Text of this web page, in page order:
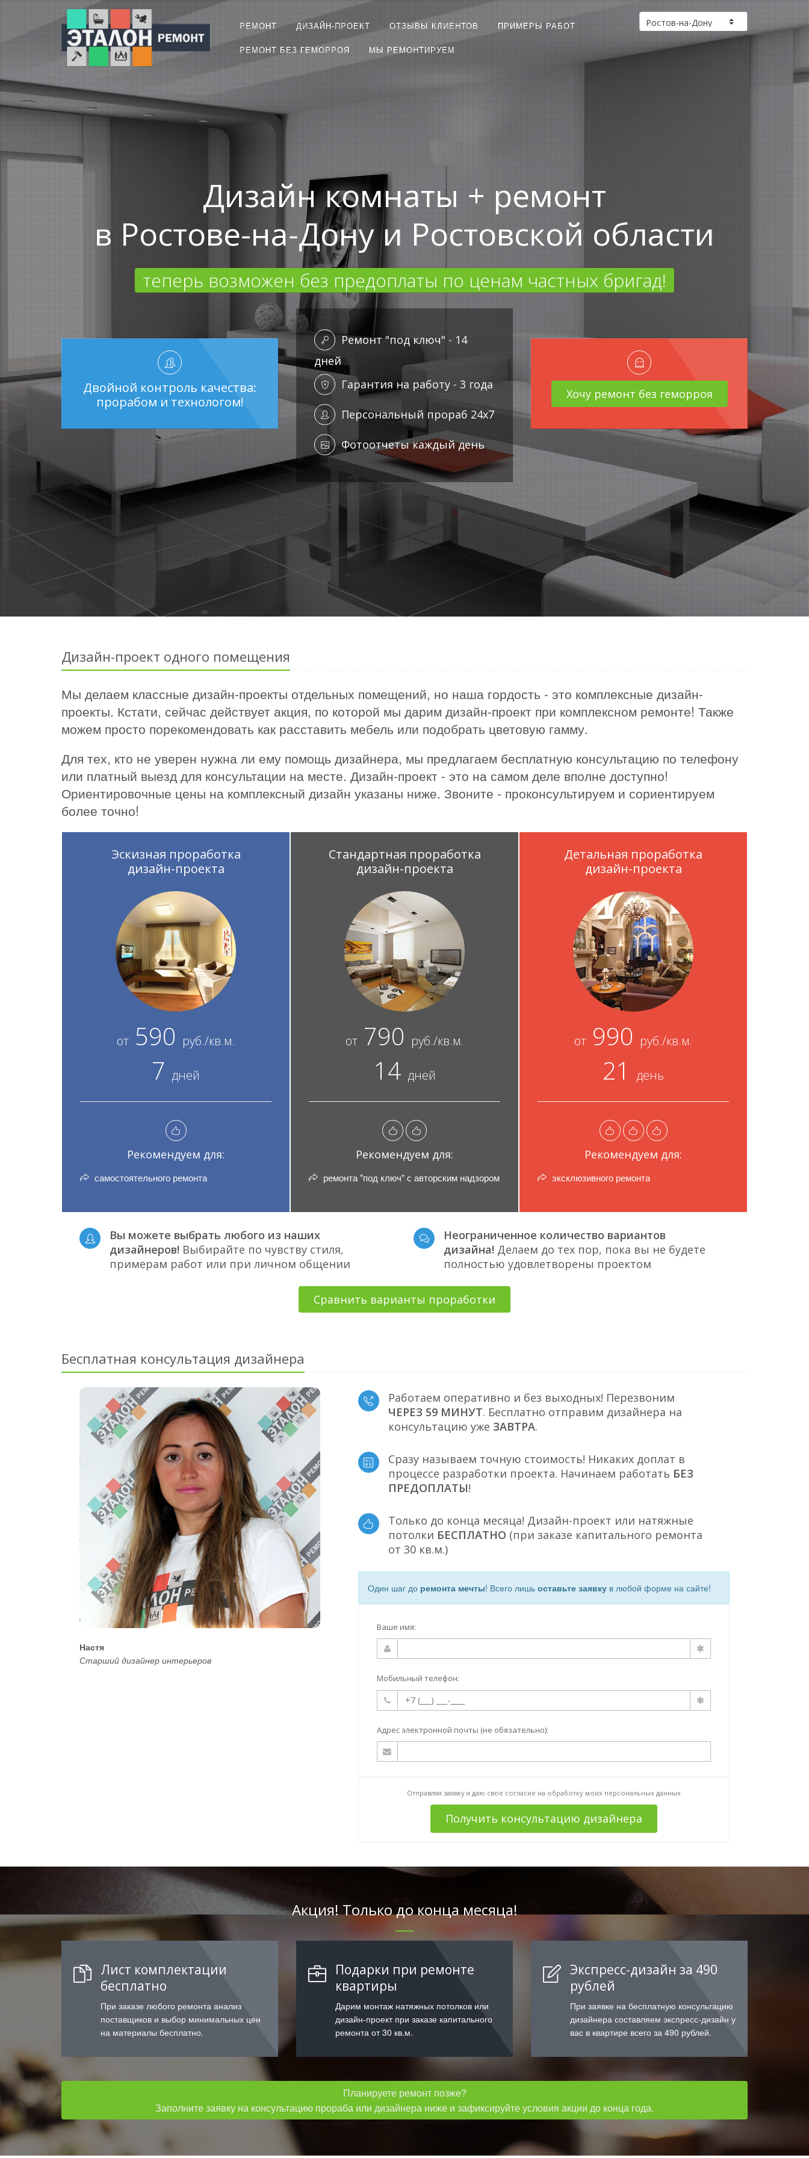
РЕМОНТ ДИЗАЙН-ПРОЕКТ ОТЗЫВЫ КЛИЕНТОВ ПРИМЕРЫ РАБОТ
РЕМОНТ БЕЗ ГЕМОРРОЯ МЫ РЕМОНТИРУЕМ
Дизайн комнаты + ремонт
в Ростове-на-Дону и Ростовской области
теперь возможен без предоплаты по ценам частных бригад!
Двойной контроль качества:
прорабом и технологом!
Ремонт "под ключ" - 14
дней
Гарантия на работу - 3 года
Персональный прораб 24x7
Фотоотчеты каждый день
Хочу ремонт без геморроя
Дизайн-проект одного помещения
Мы делаем классные дизайн-проекты отдельных помещений, но наша гордость - это комплексные дизайн-
проекты. Кстати, сейчас действует акция, по которой мы дарим дизайн-проект при комплексном ремонте! Также
можем просто порекомендовать как расставить мебель или подобрать цветовую гамму.
Для тех, кто не уверен нужна ли ему помощь дизайнера, мы предлагаем бесплатную консультацию по телефону
или платный выезд для консультации на месте. Дизайн-проект - это на самом деле вполне доступно!
Ориентировочные цены на комплексный дизайн указаны ниже. Звоните - проконсультируем и сориентируем
более точно!
Эскизная проработка
дизайн-проекта
от 590 руб./кв.м.
7 дней
Рекомендуем для:
самостоятельного ремонта
Стандартная проработка
дизайн-проекта
от 790 руб./кв.м.
14 дней
Рекомендуем для:
ремонта "под ключ" с авторским надзором
Детальная проработка
дизайн-проекта
от 990 руб./кв.м.
21 день
Рекомендуем для:
эксклюзивного ремонта
Вы можете выбрать любого из наших
дизайнеров! Выбирайте по чувству стиля,
примерам работ или при личном общении
Неограниченное количество вариантов
дизайна! Делаем до тех пор, пока вы не будете
полностью удовлетворены проектом
Сравнить варианты проработки
Бесплатная консультация дизайнера
Настя
Старший дизайнер интерьеров
Работаем оперативно и без выходных! Перезвоним
ЧЕРЕЗ 59 МИНУТ. Бесплатно отправим дизайнера на
консультацию уже ЗАВТРА.
Сразу называем точную стоимость! Никаких доплат в
процессе разработки проекта. Начинаем работать БЕЗ
ПРЕДОПЛАТЫ!
Только до конца месяца! Дизайн-проект или натяжные
потолки БЕСПЛАТНО (при заказе капитального ремонта
от 30 кв.м.)
Один шаг до ремонта мечты! Всего лишь оставьте заявкув любой форме на сайте!
Ваше имя:
Мобильный телефон:
Адрес электронной почты (не обязательно):
Отправляя заявку я даю свое согласие на обработку моих персональных данных
Получить консультацию дизайнера
Акция! Только до конца месяца!
Лист комплектации
бесплатно
При заказе любого ремонта анализ
поставщиков и выбор минимальных цен
на материалы бесплатно.
Подарки при ремонте
квартиры
Дарим монтаж натяжных потолков или
дизайн-проект при заказе капитального
ремонта от 30 кв.м.
Экспресс-дизайн за 490
рублей
При заявке на бесплатную консультацию
дизайнера составляем экспресс-дизайн у
вас в квартире всего за 490 рублей.
Планируете ремонт позже?
Заполните заявку на консультацию прораба или дизайнера ниже и зафиксируйте условия акции до конца года.